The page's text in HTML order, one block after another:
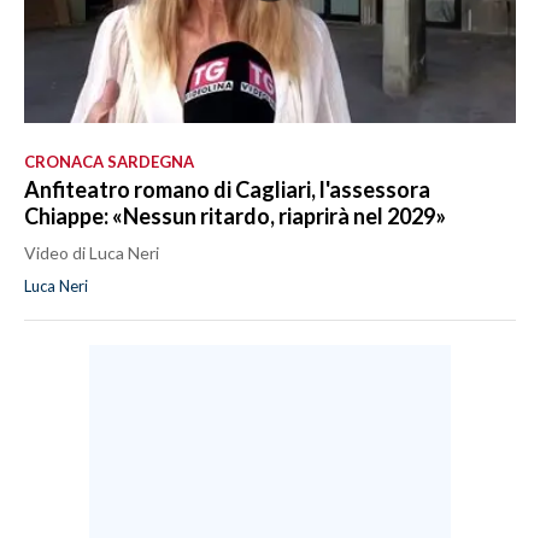
CRONACA SARDEGNA
Anfiteatro romano di Cagliari, l'assessora
Chiappe: «Nessun ritardo, riaprirà nel 2029»
Video di Luca Neri
Luca Neri